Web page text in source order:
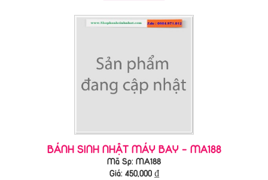
BÁNH SINH NHẬT MÁY BAY - MA188
Mã Sp: MA188
Giá: 450,000₫